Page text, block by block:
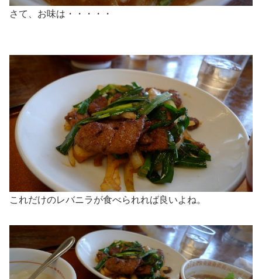
さて、お味は・・・・・
これだけのレバニラが食べられれば良いよね。